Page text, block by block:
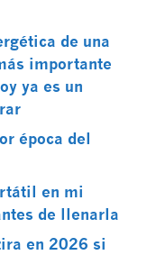
de una
importante
ya es un
época del
en mi
de llenarla
en 2026 si